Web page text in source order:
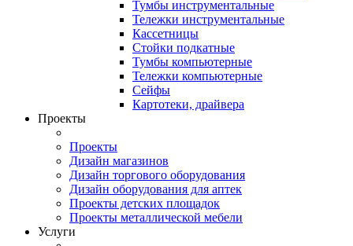
Тумбы инструментальные
Тележки инструментальные
Кассетницы
Стойки подкатные
Тумбы компьютерные
Тележки компьютерные
Сейфы
Картотеки, драйвера
Проекты
Проекты
Дизайн магазинов
Дизайн торгового оборудования
Дизайн оборудования для аптек
Проекты детских площадок
Проекты металлической мебели
Услуги